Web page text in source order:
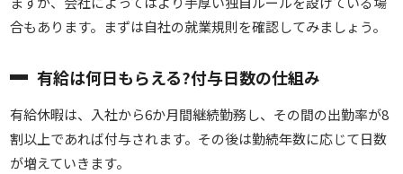
合もあります。まずは自社の就業規則を確認してみましょう。
有給は何日もらえる?付与日数の仕組み
有給休暇は、入社から6か月間継続勤務し、その間の出勤率が8
割以上であれば付与されます。その後は勤続年数に応じて日数
が増えていきます。